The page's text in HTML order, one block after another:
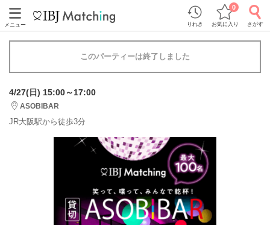
メニュー りれき お気に入り
0
さがす
このパーティーは終了しました
4/27(日) 15:00～17:00
ASOBIBAR
JR大阪駅から徒歩3分